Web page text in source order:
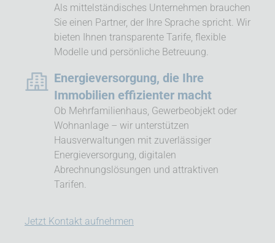
Als mittelständisches Unternehmen brauchen
Sie einen Partner, der Ihre Sprache spricht. Wir
bieten Ihnen transparente Tarife, flexible
Modelle und persönliche Betreuung.
Energieversorgung, die Ihre
Immobilien effizienter macht
Ob Mehrfamilienhaus, Gewerbeobjekt oder
Wohnanlage – wir unterstützen
Hausverwaltungen mit zuverlässiger
Energieversorgung, digitalen
Abrechnungslösungen und attraktiven
Tarifen.
Jetzt Kontakt aufnehmen